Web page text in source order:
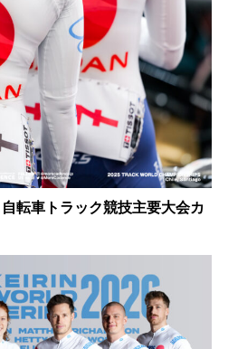
転車トラック競技主要大会カ